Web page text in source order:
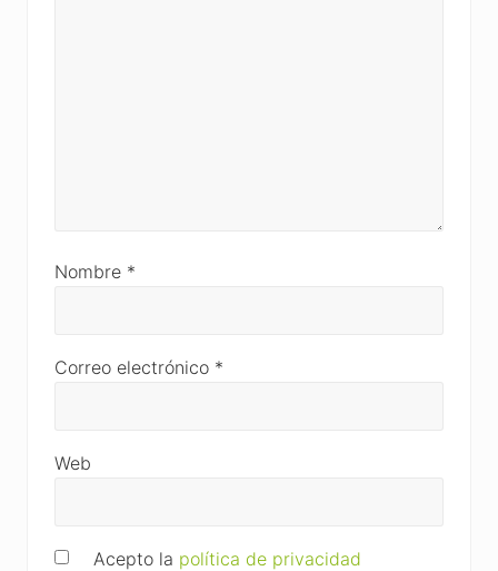
Nombre *
Correo electrónico *
Web
Acepto la política de privacidad